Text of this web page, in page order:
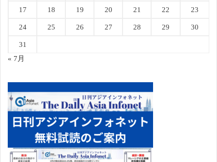
17 18 19 20 21 22 23
24 25 26 27 28 29 30
31
« 7月